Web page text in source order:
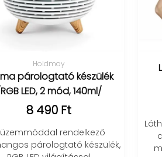
Láthatatlan tartásjavító
hátpánt
4 990 Ft
Láthatatlan tartásjavító hátpánt,
az egészséges gerincért, 3
méretben, merev hátrésszel.